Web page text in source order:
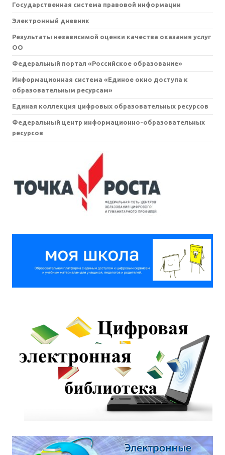
Государственная система правовой информации
Электронный дневник
Результаты независимой оценки качества оказания услуг
ОО
Федеральный портал «Российское образование»
Информационная система «Единое окно доступа к
образовательным ресурсам»
Единая коллекция цифровых образовательных ресурсов
Федеральный центр информационно-образовательных
ресурсов